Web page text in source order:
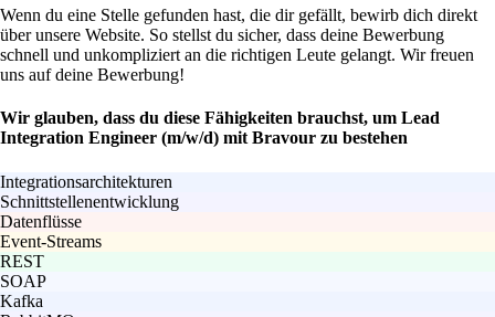
Wenn du eine Stelle gefunden hast, die dir gefällt, bewirb dich direkt
über unsere Website. So stellst du sicher, dass deine Bewerbung
schnell und unkompliziert an die richtigen Leute gelangt. Wir freuen
uns auf deine Bewerbung!
Wir glauben, dass du diese Fähigkeiten brauchst, um Lead
Integration Engineer (m/w/d) mit Bravour zu bestehen
Integrationsarchitekturen
Schnittstellenentwicklung
Datenflüsse
Event-Streams
REST
SOAP
Kafka